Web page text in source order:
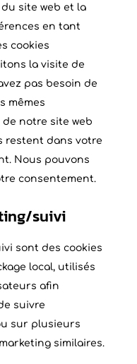
site web et la
en tant
cookies
la visite de
pas besoin de
mêmes
notre site web
restent dans votre
Nous pouvons
consentement.
suivi
sont des cookies
local, utilisés
afin
suivre
sur plusieurs
similaires.